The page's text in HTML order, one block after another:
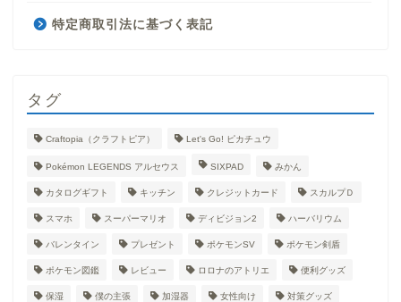
特定商取引法に基づく表記
タグ
Craftopia（クラフトピア） Let's Go! ピカチュウ
Pokémon LEGENDS アルセウス SIXPAD みかん
カタログギフト キッチン クレジットカード スカルプＤ
スマホ スーパーマリオ ディビジョン2 ハーバリウム
バレンタイン プレゼント ポケモンSV ポケモン剣盾
ポケモン図鑑 レビュー ロロナのアトリエ 便利グッズ
保湿 僕の主張 加湿器 女性向け 対策グッズ